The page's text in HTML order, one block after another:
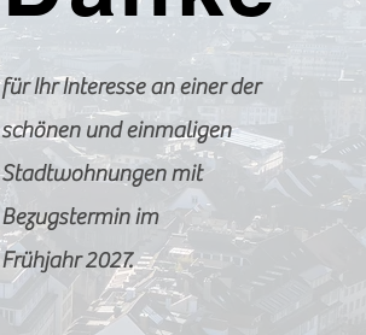
für Ihr Interesse an einer der
schönen und einmaligen
Stadtwohnungen mit
Bezugstermin im
Frühjahr 2027.